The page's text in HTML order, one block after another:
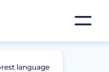
language